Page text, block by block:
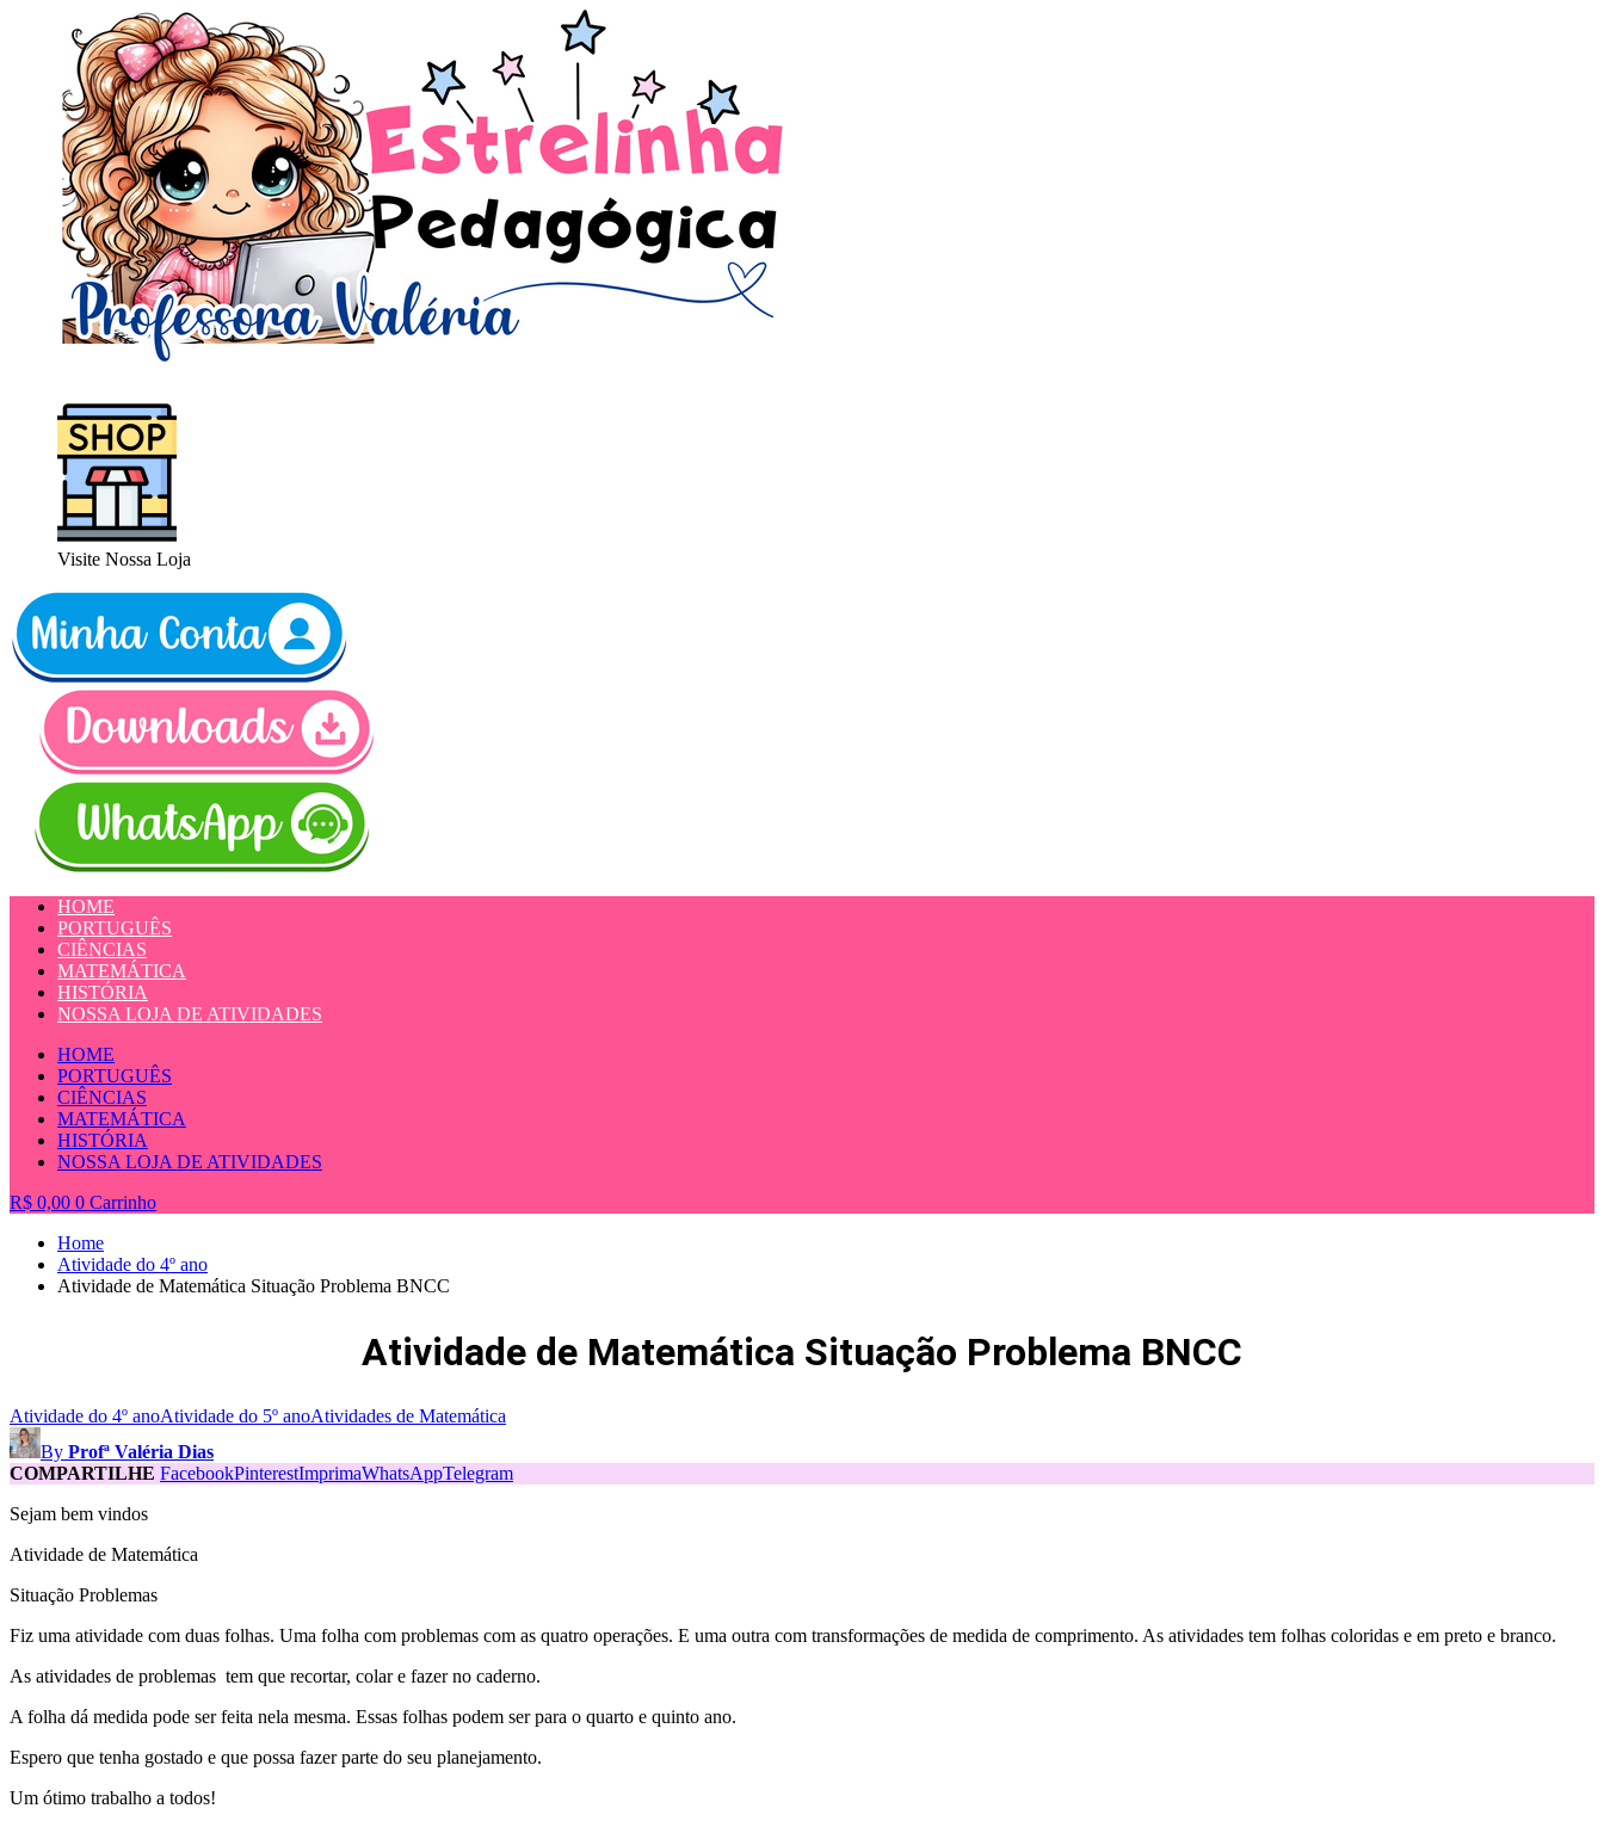
Visite Nossa Loja
HOME
PORTUGUÊS
CIÊNCIAS
MATEMÁTICA
HISTÓRIA
NOSSA LOJA DE ATIVIDADES
HOME
PORTUGUÊS
CIÊNCIAS
MATEMÁTICA
HISTÓRIA
NOSSA LOJA DE ATIVIDADES
R$ 0,00 0 Carrinho
Home
Atividade do 4º ano
Atividade de Matemática Situação Problema BNCC
Atividade de Matemática Situação Problema BNCC
Atividade do 4º anoAtividade do 5º anoAtividades de Matemática
By Profª Valéria Dias
COMPARTILHE FacebookPinterestImprimaWhatsAppTelegram
Sejam bem vindos
Atividade de Matemática
Situação Problemas
Fiz uma atividade com duas folhas. Uma folha com problemas com as quatro operações. E uma outra com transformações de medida de comprimento. As atividades tem folhas coloridas e em preto e branco.
As atividades de problemas tem que recortar, colar e fazer no caderno.
A folha dá medida pode ser feita nela mesma. Essas folhas podem ser para o quarto e quinto ano.
Espero que tenha gostado e que possa fazer parte do seu planejamento.
Um ótimo trabalho a todos!